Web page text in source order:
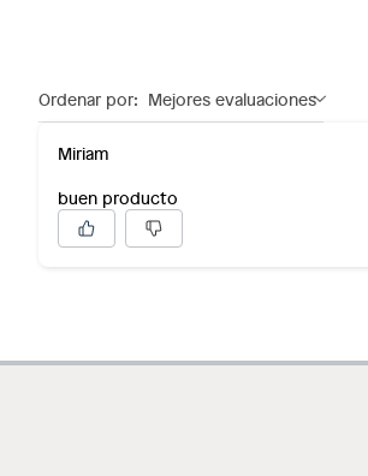
Ordenar por: Mejores evaluaciones
Miriam
buen producto